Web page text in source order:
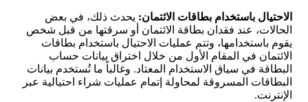
الاحتيال باستخدام بطاقات الائتمان: يحدث ذلك، في بعض
الحالات، عند فقدان بطاقة الائتمان أو سرقتها من قبل شخص
يقوم باستخدامها، وتتم عمليات الاحتيال باستخدام بطاقات
الائتمان في المقام الأول من خلال اختراق بيانات حساب
البطاقة في سياق الاستخدام المعتاد. وغالباً ما تُستخدم بيانات
البطاقات المسروقة لمحاولة إتمام عمليات شراء احتيالية عبر
الإنترنت.